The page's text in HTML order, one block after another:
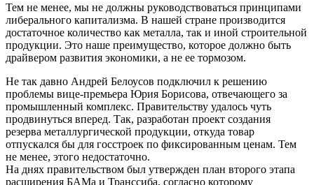
Тем не менее, мы не должны руководствоваться принципами
либерального капитализма. В нашей стране производится
достаточное количество как металла, так и иной строительной
продукции. Это наше преимущество, которое должно быть
драйвером развития экономики, а не ее тормозом.
Не так давно Андрей Белоусов подключил к решению
проблемы вице-премьера Юрия Борисова, отвечающего за
промышленный комплекс. Правительству удалось чуть
продвинуться вперед. Так, разработан проект создания
резерва металлургической продукции, откуда товар
отпускался бы для госстроек по фиксированным ценам. Тем
не менее, этого недостаточно.
На днях правительством был утвержден план второго этапа
расширения БАМа и Транссиба, согласно которому